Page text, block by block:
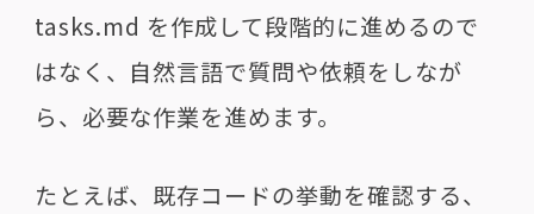
tasks.md を作成して段階的に進めるので
はなく、自然言語で質問や依頼をしなが
ら、必要な作業を進めます。
たとえば、既存コードの挙動を確認する、